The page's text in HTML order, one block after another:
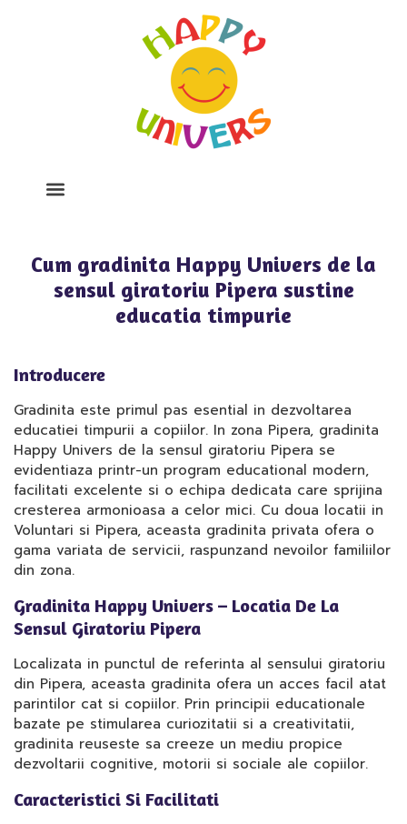
Cum gradinita Happy Univers de la
sensul giratoriu Pipera sustine
educatia timpurie
Introducere
Gradinita este primul pas esential in dezvoltarea
educatiei timpurii a copiilor. In zona Pipera, gradinita
Happy Univers de la sensul giratoriu Pipera se
evidentiaza printr-un program educational modern,
facilitati excelente si o echipa dedicata care sprijina
cresterea armonioasa a celor mici. Cu doua locatii in
Voluntari si Pipera, aceasta gradinita privata ofera o
gama variata de servicii, raspunzand nevoilor familiilor
din zona.
Gradinita Happy Univers – Locatia De La
Sensul Giratoriu Pipera
Localizata in punctul de referinta al sensului giratoriu
din Pipera, aceasta gradinita ofera un acces facil atat
parintilor cat si copiilor. Prin principii educationale
bazate pe stimularea curiozitatii si a creativitatii,
gradinita reuseste sa creeze un mediu propice
dezvoltarii cognitive, motorii si sociale ale copiilor.
Caracteristici Si Facilitati